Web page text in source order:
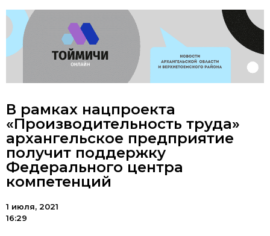
В рамках нацпроекта
«Производительность труда»
архангельское предприятие
получит поддержку
Федерального центра
компетенций
1 июля, 2021
16:29